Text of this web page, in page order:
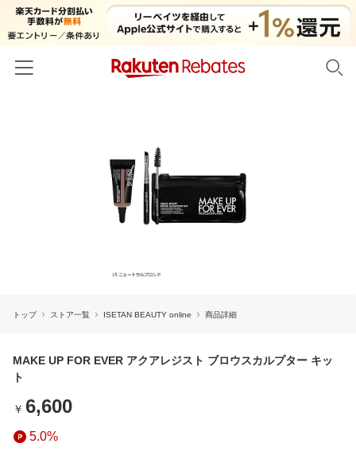
百貨店・総合ECモール
ファッション・インナー・小物
キッズ・ベビー用品
エンタメ
インテリア・寝具
ペット・花・DIY・車
リーベイツ注目ストア
対象ストア新規限定特典
電子書籍特集
楽天サービス特集
旅行特集
わくわく夏特集
トップ ストア一覧 ISETAN BEAUTY online 商品詳細
MAKE UP FOR EVER アクアレジスト ブロウスカルプター キッ
ト
￥ 6,600
5.0%